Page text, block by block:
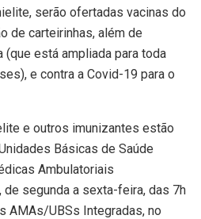
serão ofertadas vacinas do
de carteirinhas, além de
(que está ampliada para toda
e contra a Covid-19 para o
e outros imunizantes estão
Básicas de Saúde
Ambulatoriais
segunda a sexta-feira, das 7h
AMAs/UBSs Integradas, no